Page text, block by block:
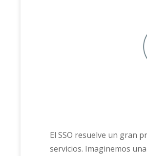
El SSO resuelve un gran
servicios. Imaginemos